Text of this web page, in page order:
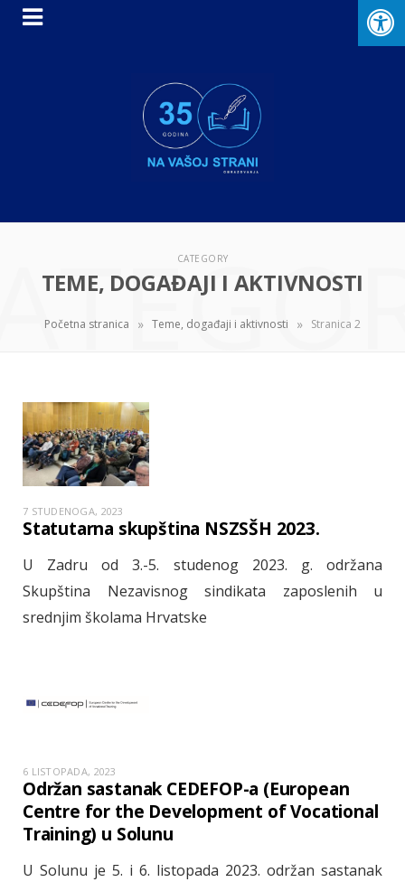
CATEGORY
TEME, DOGAĐAJI I AKTIVNOSTI
Početna stranica » Teme, događaji i aktivnosti » Stranica 2
7 STUDENOGA, 2023
Statutarna skupština NSZSŠH 2023.
U Zadru od 3.-5. studenog 2023. g. održana
Skupština Nezavisnog sindikata zaposlenih u
srednjim školama Hrvatske
6 LISTOPADA, 2023
Održan sastanak CEDEFOP-a (European
Centre for the Development of Vocational
Training) u Solunu
U Solunu je 5. i 6. listopada 2023. održan sastanak